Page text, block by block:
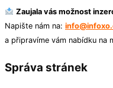
Zaujala vás možnost
Napište nám na:
a připravíme vám nabídku na
Správa stránek